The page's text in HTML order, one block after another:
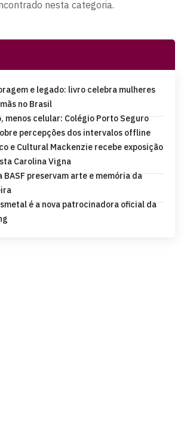
nesta categoria.
e legado: livro celebra mulheres
no Brasil
menos celular: Colégio Porto Seguro
percepções dos intervalos offline
e Cultural Mackenzie recebe exposição
Carolina Vigna
BASF preservam arte e memória da
é a nova patrocinadora oficial da